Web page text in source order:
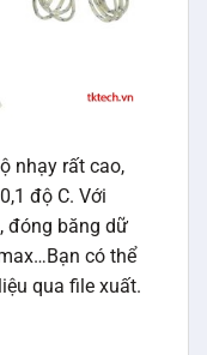
nhạy rất cao,
độ C. Với
đóng băng dữ
có thể
qua file xuất.